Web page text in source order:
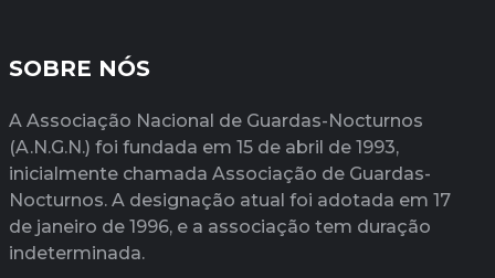
SOBRE NÓS
A Associação Nacional de Guardas-Nocturnos
(A.N.G.N.) foi fundada em 15 de abril de 1993,
inicialmente chamada Associação de Guardas-
Nocturnos. A designação atual foi adotada em 17
de janeiro de 1996, e a associação tem duração
indeterminada.